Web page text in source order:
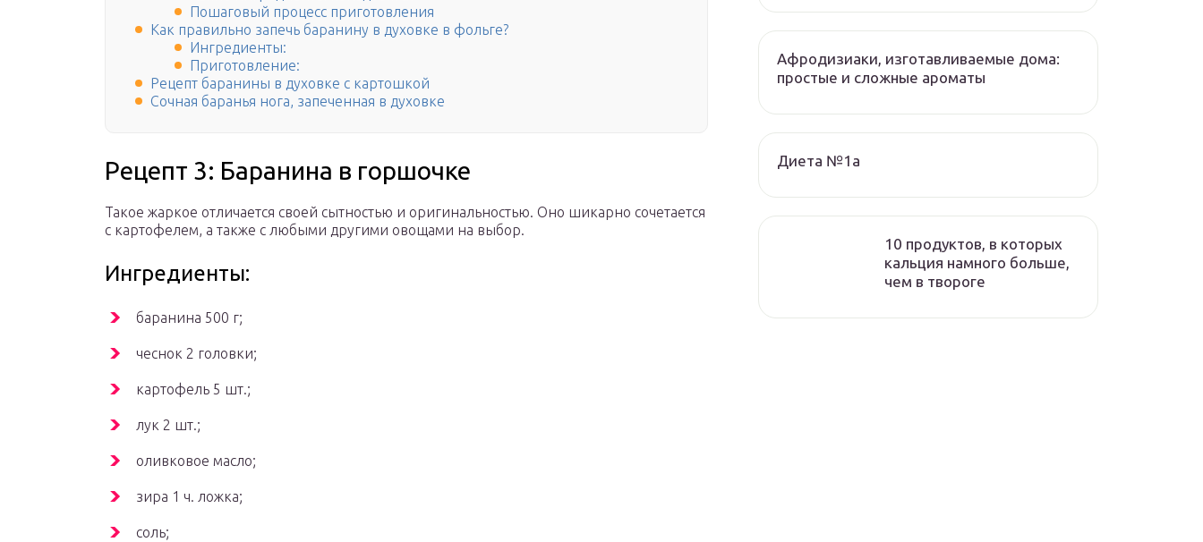
Пошаговый процесс приготовления
Как правильно запечь баранину в духовке в фольге?
Ингредиенты:
Приготовление:
Рецепт баранины в духовке с картошкой
Сочная баранья нога, запеченная в духовке
Рецепт 3: Баранина в горшочке
Такое жаркое отличается своей сытностью и оригинальностью. Оно шикарно сочетается
с картофелем, а также с любыми другими овощами на выбор.
Ингредиенты:
баранина 500 г;
чеснок 2 головки;
картофель 5 шт.;
лук 2 шт.;
оливковое масло;
зира 1 ч. ложка;
соль;
Афродизиаки, изготавливаемые дома:
простые и сложные ароматы
Диета №1а
10 продуктов, в которых
кальция намного больше,
чем в твороге